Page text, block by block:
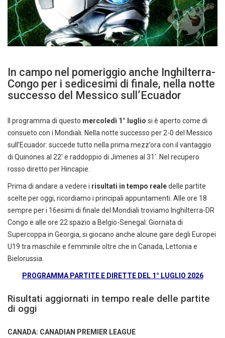
In campo nel pomeriggio anche Inghilterra-
Congo per i sedicesimi di finale, nella notte
successo del Messico sull’Ecuador
Il programma di questo mercoledì 1° luglio si è aperto come di
consueto con i Mondiali. Nella notte successo per 2-0 del Messico
sull’Ecuador: succede tutto nella prima mezz’ora con il vantaggio
di Quinones al 22′ e raddoppio di Jimenes al 31′. Nel recupero
rosso diretto per Hincapie.
Prima di andare a vedere i risultati in tempo realedelle partite
scelte per oggi, ricordiamo i principali appuntamenti. Alle ore 18
sempre per i 16esimi di finale del Mondiali troviamo Inghilterra-DR
Congo e alle ore 22 spazio a Belgio-Senegal. Giornata di
Supercoppa in Georgia, si giocano anche alcune gare degli Europei
U19 tra maschile e femminile oltre che in Canada, Lettonia e
Bielorussia.
PROGRAMMA PARTITE E DIRETTE DEL 1° LUGLIO 2026
Risultati aggiornati in tempo reale delle partite
di oggi
CANADA: CANADIAN PREMIER LEAGUE